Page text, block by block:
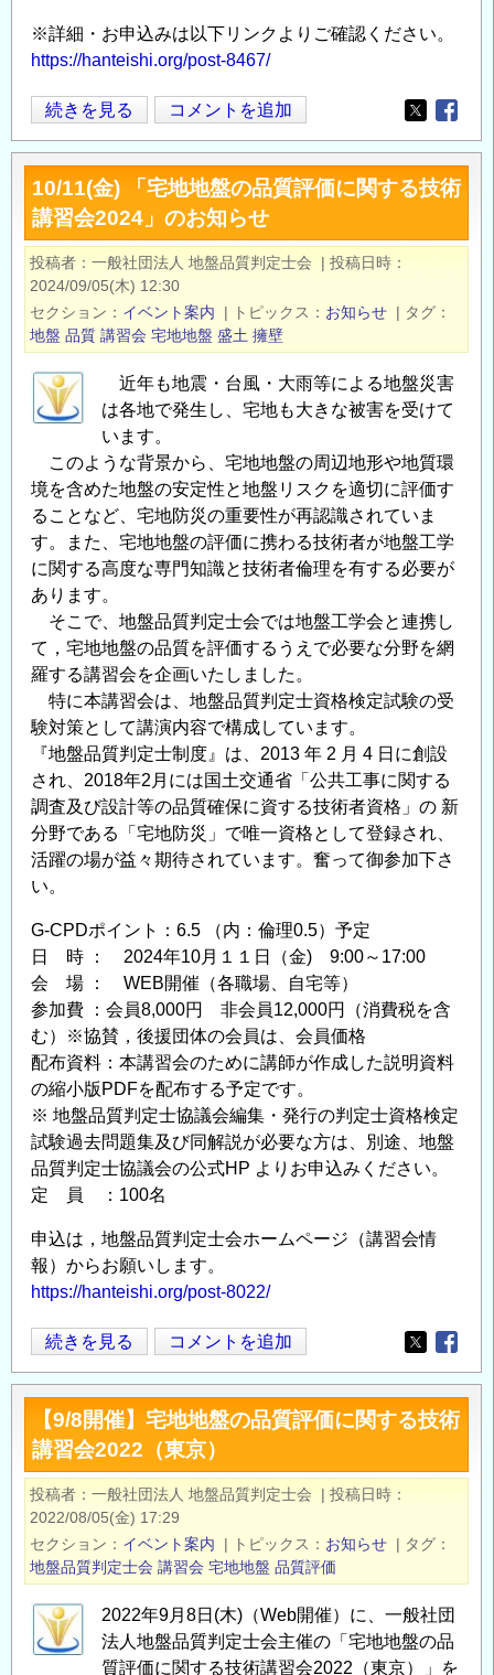
※詳細・お申込みは以下リンクよりご確認ください。
https://hanteishi.org/post-8467/
【講
習
会】
8/20(水)
「宅
地
地
盤
の
品
質
評
に
関
す
る
技
術
講
習
会
2025」
WEB
開
催
の
お
知
せ
の
続きを見る コメントを追加
Opens in
10/11(金) 「宅地地盤の品質評価に関する技術
講習会2024」のお知らせ
投稿者 一般社団法人 地盤品質判定士会 | 投稿日時
2024/09/05(木) 12:30
セクション
イベント案内 | トピックス お知らせ | タグ
地盤 品質 講習会 宅地地盤 盛土 擁壁
近年も地震・台風・大雨等による地盤災害
は各地で発生し、宅地も大きな被害を受けて
います。
このような背景から、宅地地盤の周辺地形や地質環
境を含めた地盤の安定性と地盤リスクを適切に評価す
ることなど、宅地防災の重要性が再認識されていま
す。また、宅地地盤の評価に携わる技術者が地盤工学
に関する高度な専門知識と技術者倫理を有する必要が
あります。
そこで、地盤品質判定士会では地盤工学会と連携し
て，宅地地盤の品質を評価するうえで必要な分野を網
羅する講習会を企画いたしました。
特に本講習会は、地盤品質判定士資格検定試験の受
験対策として講演内容で構成しています。
『地盤品質判定士制度』は、2013 年 2 月 4 日に創設
され、2018年2月には国土交通省「公共工事に関する
調査及び設計等の品質確保に資する技術者資格」の 新
分野である「宅地防災」で唯一資格として登録され、
活躍の場が益々期待されています。奮って御参加下さ
い。
G-CPDポイント：6.5 （内：倫理0.5）予定
日 時 ： 2024年10月１１日（金) 9:00～17:00
会 場 ： WEB開催（各職場、自宅等）
参加費 ：会員8,000円 非会員12,000円（消費税を含
む）※協賛，後援団体の会員は、会員価格
配布資料：本講習会のために講師が作成した説明資料
の縮小版PDFを配布する予定です。
※ 地盤品質判定士協議会編集・発行の判定士資格検定
試験過去問題集及び同解説が必要な方は、別途、地盤
品質判定士協議会の公式HP よりお申込みください。
定 員 ：100名
申込は，地盤品質判定士会ホームページ（講習会情
報）からお願いします。
https://hanteishi.org/post-8022/
10/11(金)
「宅
地
地
盤
の
品
質
評
価
に
関
続きを見る コメントを追加
Opens in
【9/8開催】宅地地盤の品質評価に関する技術
講習会2022（東京）
投稿者 一般社団法人 地盤品質判定士会 | 投稿日時
2022/08/05(金) 17:29
セクション
イベント案内 | トピックス お知らせ | タグ
地盤品質判定士会 講習会 宅地地盤 品質評価
2022年9月8日(木)（Web開催）に、一般社団
法人地盤品質判定士会主催の「宅地地盤の品
質評価に関する技術講習会2022（東京）」を